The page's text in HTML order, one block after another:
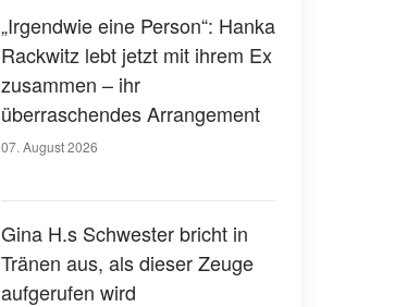
„Irgendwie eine Person“: Hanka
Rackwitz lebt jetzt mit ihrem Ex
zusammen – ihr
überraschendes Arrangement
07. August 2026
Gina H.s Schwester bricht in
Tränen aus, als dieser Zeuge
aufgerufen wird